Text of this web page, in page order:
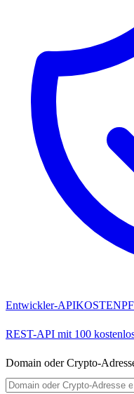
Entwickler-API
REST-API mit 100
Domain oder Crypto-